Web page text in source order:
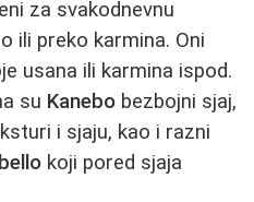
za svakodnevnu
ili preko karmina. Oni
usana ili karmina ispod.
su Kanebo bezbojni sjaj,
i sjaju, kao i razni
koji pored sjaja